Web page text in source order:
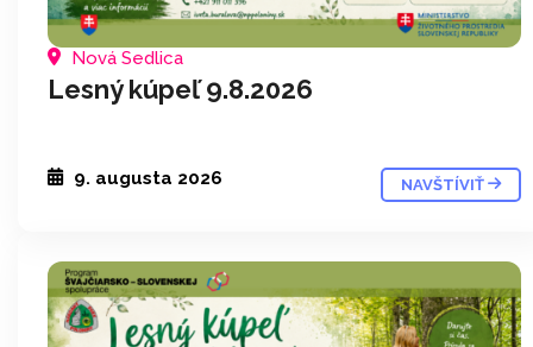
Nová Sedlica
Lesný kúpeľ 9.8.2026
9. augusta 2026 NAVŠTÍVIŤ